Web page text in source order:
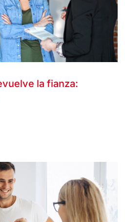
la fianza: